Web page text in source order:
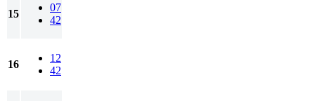
15
07
42
16
12
42